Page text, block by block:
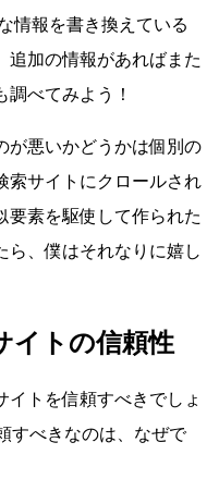
情報を書き換えている
追加の情報があればまた
べてみよう！
が悪いかどうかは個別の
サイトにクロールされ
要素を駆使して作られた
ら、僕はそれなりに嬉し
イトの信頼性
トを信頼すべきでしょ
すべきなのは、なぜで